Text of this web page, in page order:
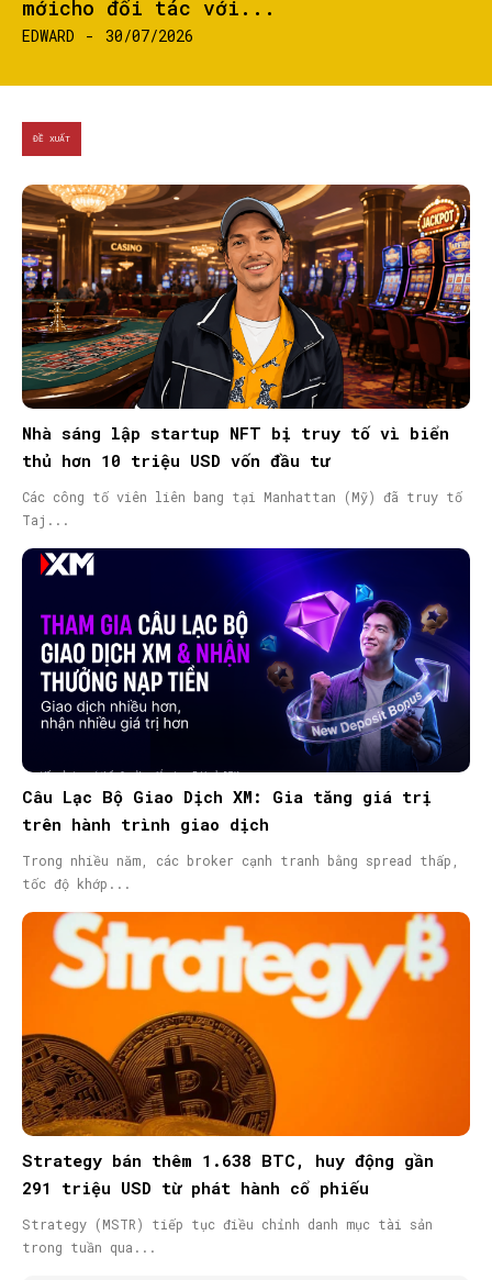
SEARCH...
mớicho đối tác với...
EDWARD - 30/07/2026
ĐỀ XUẤT
Nhà sáng lập startup NFT bị truy tố vì biển
thủ hơn 10 triệu USD vốn đầu tư
Các công tố viên liên bang tại Manhattan (Mỹ) đã truy tố
Taj...
Câu Lạc Bộ Giao Dịch XM: Gia tăng giá trị
trên hành trình giao dịch
Trong nhiều năm, các broker cạnh tranh bằng spread thấp,
tốc độ khớp...
Strategy bán thêm 1.638 BTC, huy động gần
291 triệu USD từ phát hành cổ phiếu
Strategy (MSTR) tiếp tục điều chỉnh danh mục tài sản
trong tuần qua...